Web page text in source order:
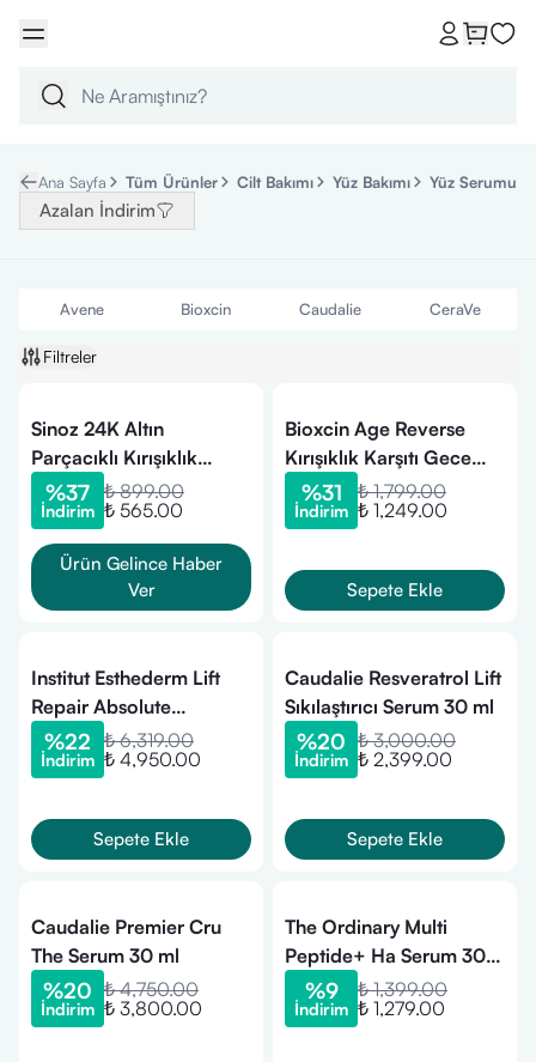
Ana Sayfa Tüm Ürünler Cilt Bakımı Yüz Bakımı Yüz Serumu
Azalan İndirim
Avene Bioxcin Caudalie CeraVe
Filtreler
Sinoz 24K Altın
Parçacıklı Kırışıklık
Karşıtı Nemlendirici
Kolajen Serum 30 ml
%37
İndirim
₺ 899.00
₺ 565.00
Ürün Gelince Haber
Ver
Bioxcin Age Reverse
Kırışıklık Karşıtı Gece
Serumu 30 ml
%31
İndirim
₺ 1,799.00
₺ 1,249.00
Sepete Ekle
Institut Esthederm Lift
Repair Absolute
Tightening Serum 30ml
%22
İndirim
₺ 6,319.00
₺ 4,950.00
Sepete Ekle
Caudalie Resveratrol Lift
Sıkılaştırıcı Serum 30 ml
%20
İndirim
₺ 3,000.00
₺ 2,399.00
Sepete Ekle
Caudalie Premier Cru
The Serum 30 ml
%20
İndirim
₺ 4,750.00
₺ 3,800.00
The Ordinary Multi
Peptide+ Ha Serum 30
ml%9
İndirim
₺ 1,399.00
₺ 1,279.00